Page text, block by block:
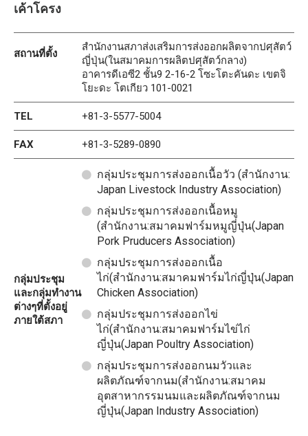
เค้าโครง
สถานที่ตั้ง
สำนักงานสภาส่งเสริมการส่งออกผลิตจากปศุสัตว์
ญี่ปุ่น(ในสมาคมการผลิตปศุสัตว์กลาง)
อาคารดีเอซี2 ชั้น9 2-16-2 โซะโตะคันดะ เขตจิ
โยะดะ โตเกียว 101-0021
TEL +81-3-5577-5004
FAX +81-3-5289-0890
กลุ่มประชุม
และกลุ่มทำงาน
ต่างๆที่ตั้งอยู่
ภายใต้สภา
กลุ่มประชุมการส่งออกเนื้อวัว (สำนักงาน:
Japan Livestock Industry Association)
กลุ่มประชุมการส่งออกเนื้อหมู
(สำนักงาน:สมาคมฟาร์มหมูญี่ปุ่น(Japan
Pork Pruducers Association)
กลุ่มประชุมการส่งออกเนื้อ
ไก่(สำนักงาน:สมาคมฟาร์มไก่ญี่ปุ่น(Japan
Chicken Association)
กลุ่มประชุมการส่งออกไข่
ไก่(สำนักงาน:สมาคมฟาร์มไข่ไก่
ญี่ปุ่น(Japan Poultry Association)
กลุ่มประชุมการส่งออกนมวัวและ
ผลิตภัณฑ์จากนม(สำนักงาน:สมาคม
อุตสาหากรรมนมและผลิตภัณฑ์จากนม
ญี่ปุ่น(Japan Industry Association)